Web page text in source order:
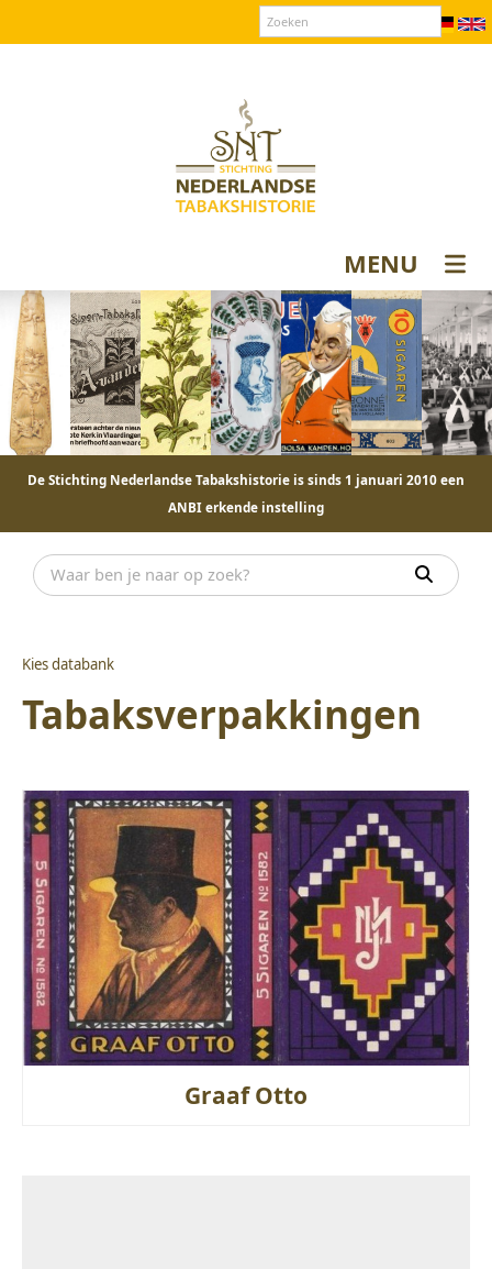
MENU
De Stichting Nederlandse Tabakshistorie is sinds 1 januari 2010 een
ANBI erkende instelling
Kies databank
Tabaksverpakkingen
Graaf Otto